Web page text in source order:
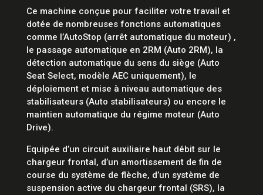
Ce machine conçue pour faciliter votre travail et
dotée de nombreuses fonctions automatiques
comme l’AutoStop (arrêt automatique du moteur) ,
le passage automatique en 2RM (Auto 2RM), la
détection automatique du sens du siège (Auto
Seat Select, modèle AEC uniquement), le
déploiement et mise à niveau automatique des
stabilisateurs (Auto stabilisateurs) ou encore le
maintien automatique du régime moteur (Auto
Drive).
Equipée d’un circuit auxiliaire haut débit sur le
chargeur frontal, d’un amortissement de fin de
course du système de flèche, d’un système de
suspension active du chargeur frontal (SRS), la